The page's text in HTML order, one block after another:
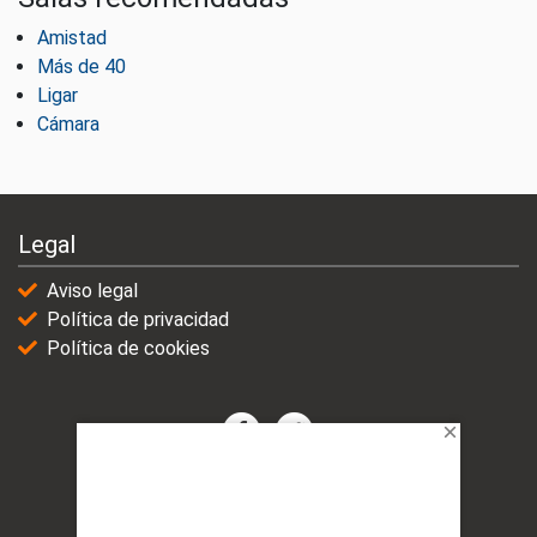
Amistad
Más de 40
Ligar
Cámara
Legal
Aviso legal
Política de privacidad
Política de cookies